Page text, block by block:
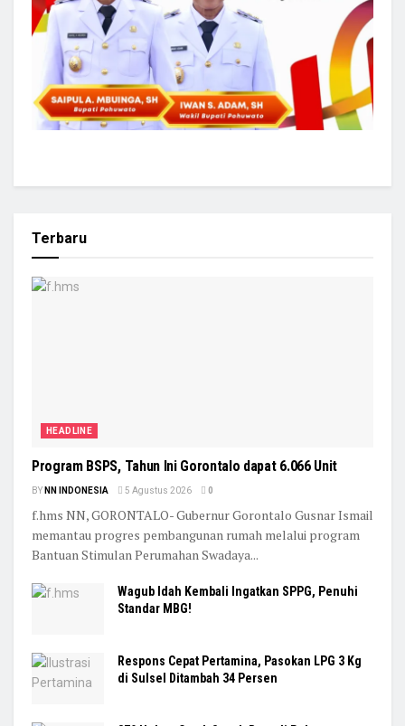
Terbaru
HEADLINE
Program BSPS, Tahun Ini Gorontalo dapat 6.066 Unit
BY NN INDONESIA 5 Agustus 2026 0
f.hms NN, GORONTALO- Gubernur Gorontalo Gusnar Ismail
memantau progres pembangunan rumah melalui program
Bantuan Stimulan Perumahan Swadaya...
Wagub Idah Kembali Ingatkan SPPG, Penuhi
Standar MBG!
Respons Cepat Pertamina, Pasokan LPG 3 Kg
di Sulsel Ditambah 34 Persen